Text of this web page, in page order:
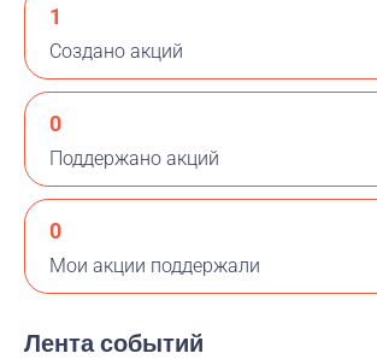
1
Создано акций
0
Поддержано акций
0
Мои акции поддержали
Лента событий